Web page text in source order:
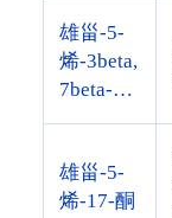
雄甾-5-
烯-3beta,
7beta-二
雄甾-5-
烯-17-酮